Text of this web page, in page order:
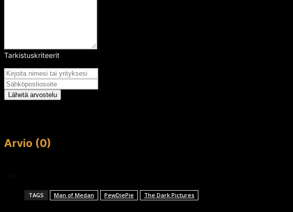
Tarkistuskriteerit
Lähetä arvostelu
Arvio (0)
TAGS Man of Medan PewDiePie The Dark Pictures